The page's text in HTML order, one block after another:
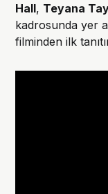
Hall, Teyana
kadrosunda yer
filminden ilk